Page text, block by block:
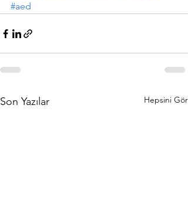
#aed
Son Yazılar Hepsini Gör